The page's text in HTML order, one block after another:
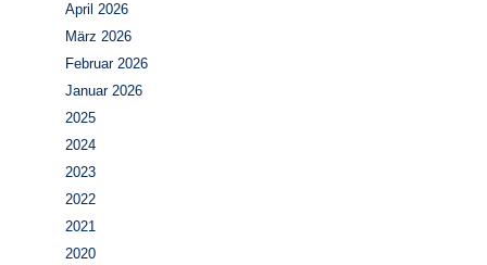
April 2026
März 2026
Februar 2026
Januar 2026
2025
2024
2023
2022
2021
2020